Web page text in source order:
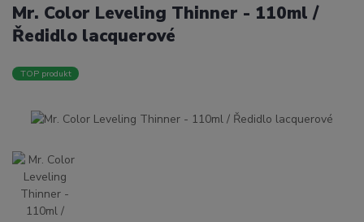
Mr. Color Leveling Thinner - 110ml /
Ředidlo lacquerové
TOP produkt